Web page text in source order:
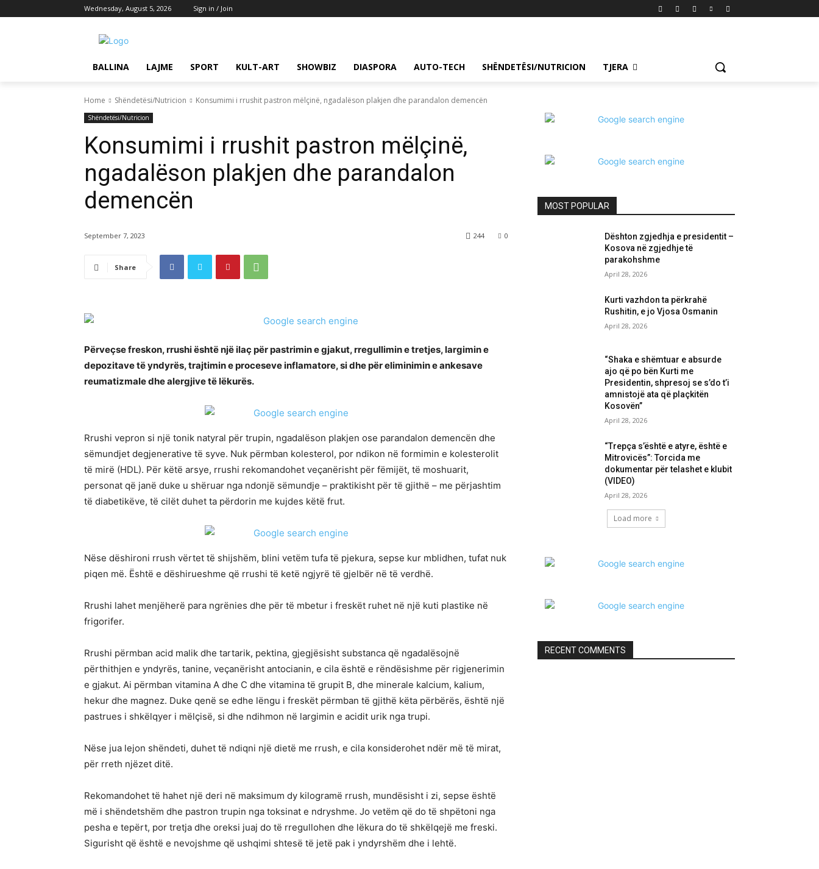
Wednesday, August 5, 2026 Sign in / Join
BALLINA LAJME SPORT KULT-ART SHOWBIZ DIASPORA AUTO-TECH SHËNDETËSI/NUTRICION TJERA
Home Shëndetësi/Nutricion Konsumimi i rrushit pastron mëlçinë, ngadalëson plakjen dhe parandalon demencën
Shëndetësi/Nutricion
Konsumimi i rrushit pastron mëlçinë,
ngadalëson plakjen dhe parandalon
demencën
September 7, 2023 0
244
Share
Përveçse freskon, rrushi është një ilaç për pastrimin e gjakut, rregullimin e tretjes, largimin e
depozitave të yndyrës, trajtimin e proceseve inflamatore, si dhe për eliminimin e ankesave
reumatizmale dhe alergjive të lëkurës.
Rrushi vepron si një tonik natyral për trupin, ngadalëson plakjen ose parandalon demencën dhe
sëmundjet degjenerative të syve. Nuk përmban kolesterol, por ndikon në formimin e kolesterolit
të mirë (HDL). Për këtë arsye, rrushi rekomandohet veçanërisht për fëmijët, të moshuarit,
personat që janë duke u shëruar nga ndonjë sëmundje – praktikisht për të gjithë – me përjashtim
të diabetikëve, të cilët duhet ta përdorin me kujdes këtë frut.
Nëse dëshironi rrush vërtet të shijshëm, blini vetëm tufa të pjekura, sepse kur mblidhen, tufat nuk
piqen më. Është e dëshirueshme që rrushi të ketë ngjyrë të gjelbër në të verdhë.
Rrushi lahet menjëherë para ngrënies dhe për të mbetur i freskët ruhet në një kuti plastike në
frigorifer.
Rrushi përmban acid malik dhe tartarik, pektina, gjegjësisht substanca që ngadalësojnë
përthithjen e yndyrës, tanine, veçanërisht antocianin, e cila është e rëndësishme për rigjenerimin
e gjakut. Ai përmban vitamina A dhe C dhe vitamina të grupit B, dhe minerale kalcium, kalium,
hekur dhe magnez. Duke qenë se edhe lëngu i freskët përmban të gjithë këta përbërës, është një
pastrues i shkëlqyer i mëlçisë, si dhe ndihmon në largimin e acidit urik nga trupi.
Nëse jua lejon shëndeti, duhet të ndiqni një dietë me rrush, e cila konsiderohet ndër më të mirat,
për rreth njëzet ditë.
Rekomandohet të hahet një deri në maksimum dy kilogramë rrush, mundësisht i zi, sepse është
më i shëndetshëm dhe pastron trupin nga toksinat e ndryshme. Jo vetëm që do të shpëtoni nga
pesha e tepërt, por tretja dhe oreksi juaj do të rregullohen dhe lëkura do të shkëlqejë me freski.
Sigurisht që është e nevojshme që ushqimi shtesë të jetë pak i yndyrshëm dhe i lehtë.
MOST POPULAR
Dështon zgjedhja e presidentit –
Kosova në zgjedhje të
parakohshme
April 28, 2026
Kurti vazhdon ta përkrahë
Rushitin, e jo Vjosa Osmanin
April 28, 2026
“Shaka e shëmtuar e absurde
ajo që po bën Kurti me
Presidentin, shpresoj se s’do t’i
amnistojë ata që plaçkitën
Kosovën”
April 28, 2026
“Trepça s’është e atyre, është e
Mitrovicës”: Torcida me
dokumentar për telashet e klubit
(VIDEO)
April 28, 2026
Load more
RECENT COMMENTS